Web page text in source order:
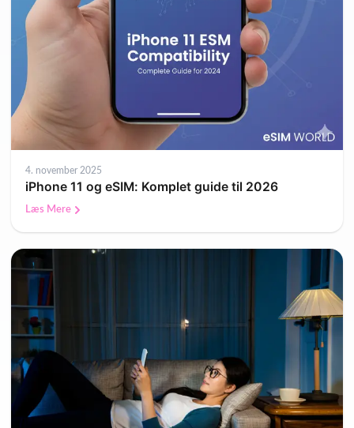
4. november 2025
iPhone 11 og eSIM: Komplet guide til 2026
Læs Mere